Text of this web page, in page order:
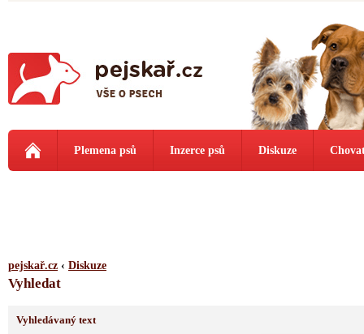
Plemena psů Inzerce psů Diskuze
pejskař.cz ‹ Diskuze
Vyhledat
Vyhledávaný text